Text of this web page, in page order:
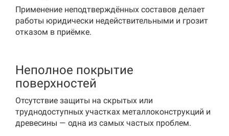
Применение неподтверждённых составов делает
работы юридически недействительными и грозит
отказом в приёмке.
Неполное покрытие
поверхностей
Отсутствие защиты на скрытых или
труднодоступных участках металлоконструкций и
древесины — одна из самых частых проблем.